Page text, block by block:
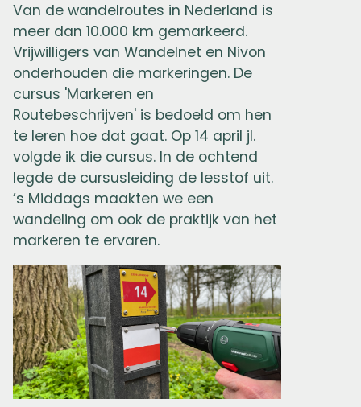
Van de wandelroutes in Nederland is
meer dan 10.000 km gemarkeerd.
Vrijwilligers van Wandelnet en Nivon
onderhouden die markeringen. De
cursus 'Markeren en
Routebeschrijven' is bedoeld om hen
te leren hoe dat gaat. Op 14 april jl.
volgde ik die cursus. In de ochtend
legde de cursusleiding de lesstof uit.
’s Middags maakten we een
wandeling om ook de praktijk van het
markeren te ervaren.